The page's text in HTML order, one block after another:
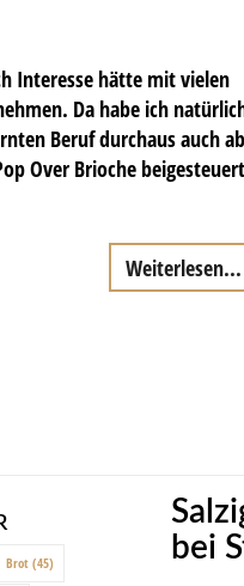
Interesse hätte mit vielen
Da habe ich
Beruf durchaus auch ab
Over Brioche
Weiterlesen...
Brot (45)
bei